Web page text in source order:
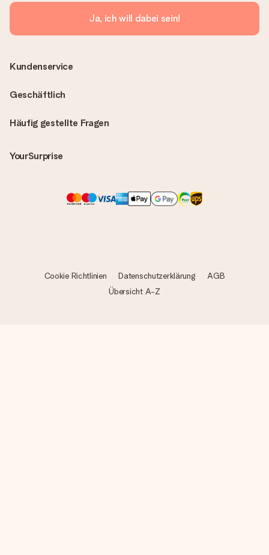
Ja, ich will dabei sein!
Häufig gestellte Fragen
YourSurprise
Kundenservice
Geschäftlich
Cookie Richtlinien Datenschutzerklärung
AGB
Übersicht A-Z